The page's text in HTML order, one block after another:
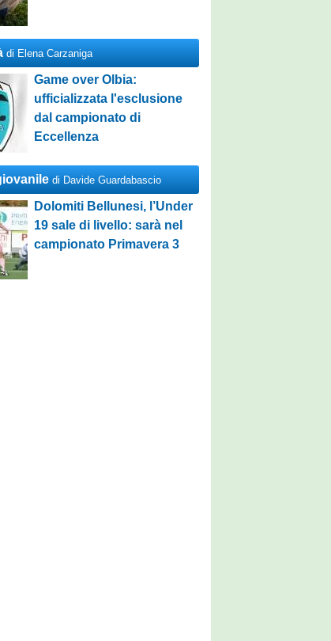
di Elena Carzaniga
Game over Olbia:
ufficializzata l'esclusione
dal campionato di
Eccellenza
di Davide Guardabascio
Dolomiti Bellunesi, l’Under
19 sale di livello: sarà nel
campionato Primavera 3